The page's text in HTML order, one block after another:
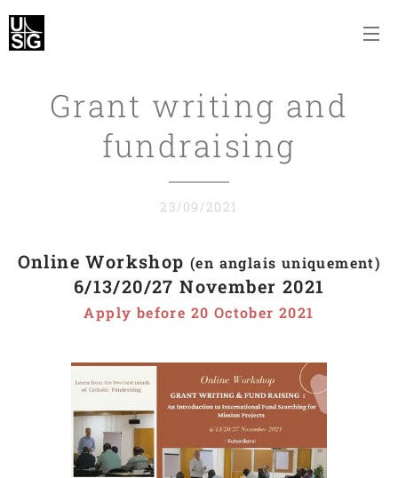
Grant writing and
fundraising
23/09/2021
Online Workshop (en anglais uniquement)
6/13/20/27 November 2021
Apply before 20 October 2021